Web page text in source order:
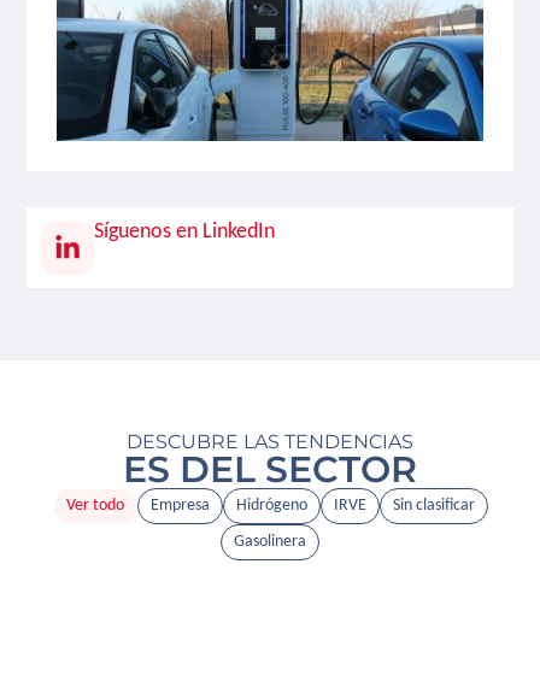
Síguenos en LinkedIn
DESCUBRE LAS TENDENCIAS
ES DEL SECTOR
Empresa Hidrógeno IRVE
Sin clasificar
Gasolinera
Ver todo